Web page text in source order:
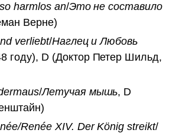
harmlos an/Это не составило
Верне)
verliebt/Наглец и Любовь
году), D (Доктор Петер Шильд,
/Летучая мышь, D
Renée XIV. Der König streikt/